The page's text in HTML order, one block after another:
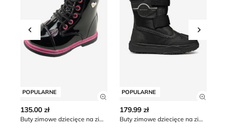
Przesuń w lewo
POPULARNE
Zobacz szczegóły produktu
135.00 zł
Buty zimowe dziecięce na zimę
POPULARNE
179.99 zł
Buty zimowe dziecięce na zimę Geox